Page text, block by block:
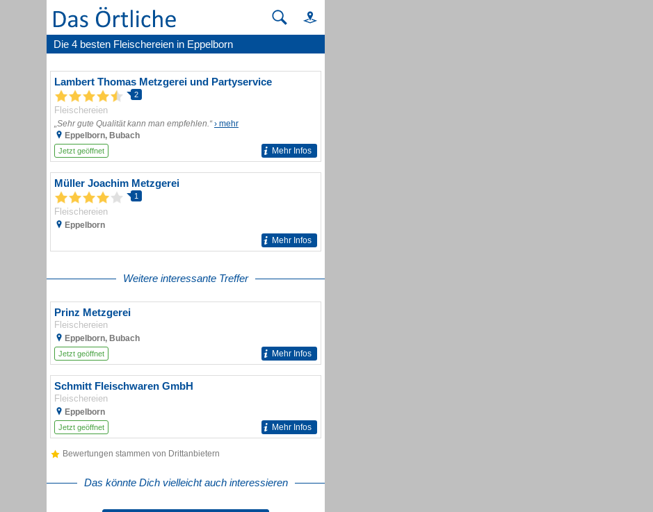
Die 4 besten Fleischereien in Eppelborn
Lambert Thomas Metzgerei und Partyservice
2
Fleischereien
„Sehr gute Qualität kann man empfehlen.“› mehr
Eppelborn, Bubach
Jetzt geöffnet Mehr Infos
Müller Joachim Metzgerei
1
Fleischereien
Eppelborn
Mehr Infos
Weitere interessante Treffer
Prinz Metzgerei
Fleischereien
Eppelborn, Bubach
Jetzt geöffnet Mehr Infos
Schmitt Fleischwaren GmbH
Fleischereien
Eppelborn
Jetzt geöffnet Mehr Infos
Bewertungen stammen von Drittanbietern
Das könnte Dich vielleicht auch interessieren